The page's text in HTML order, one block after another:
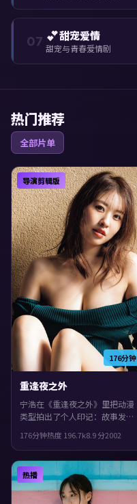
07 💕甜宠爱情
甜宠与青春爱情剧
热门推荐
全部片单
176分钟
导演剪辑版
重逢夜之外
宁浩在《重逢夜之外》里把动漫
类型拍出了个人印记：故事发生
面。主演包括周冬雨、沈腾、胡
歌。影片在类型框架里仍保留了
作者表达，人物在道德与生存之
间反复拉扯。
176分钟热度 196.7k8.9分2002
热播